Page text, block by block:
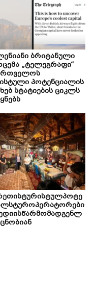
ბრიტანული
„ტელეგრაფი“
პოტენციალის
სტატიების ციკლს